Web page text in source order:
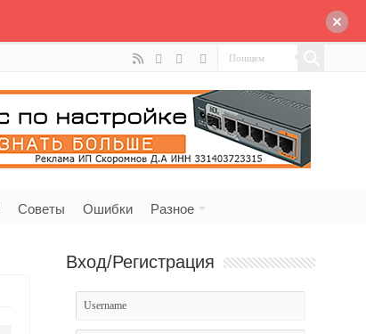
Советы Ошибки Разное
Вход/Регистрация